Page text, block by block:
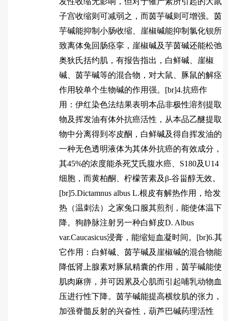
子宫收缩则可减弱之，而茵芋碱则可增强。茵
芋碱能抑制小肠收缩、崖椒碱能抑制氯化钡所
致离体兔回肠痉挛，崖椒碱及芋茵碱还能松弛
奥狄氏括约肌，有报告指出，白鲜碱、崖椒
碱、茵芋碱等的混合物，对大鼠、豚鼠的解痉
作用较单个生物碱的作用强。[br]4.抗癌作
用：伊红染色法结果表明本品非极性溶剂提取
物及挥发油有体外抗癌活性，从本品乙醚提取
物中分离得到岑皮酮，白鲜碱及得自挥发油的
一种无色透明液体为其体外抗癌的有效成分，
其45%的浓度能杀死艾氏腹水癌、S180及U14
细胞，而黄柏酮、柠檬苦素及β-谷甾醇无效。
[br]5.Dictamnus albus L.根皮有解热作用，给发
热（温刺法）之家兔口服其煎剂，能使体温下
降。狗静脉注射另一种白鲜皮D. Albus
var.Caucasicus浸膏，能缩短血凝时间。[br]6.其
它作用：白鲜碱、茵芋碱及崖椒碱的混合物能
降低肾上腺素对豚鼠精囊的作用，茵芋碱能使
肌肉麻痹，并可因累及心肌而引起哺乳动物血
压进行性下降。茵芋碱能提高横纹肌的张力，
加强脊髓反射的兴奋性，葫芦巴碱药理活性